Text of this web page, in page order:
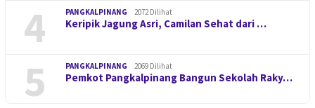
4 PANGKALPINANG 2072 Dilihat
Keripik Jagung Asri, Camilan Sehat dari …
5 PANGKALPINANG 2069 Dilihat
Pemkot Pangkalpinang Bangun Sekolah Raky…